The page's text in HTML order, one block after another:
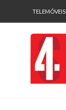
TELEMÓVEIS